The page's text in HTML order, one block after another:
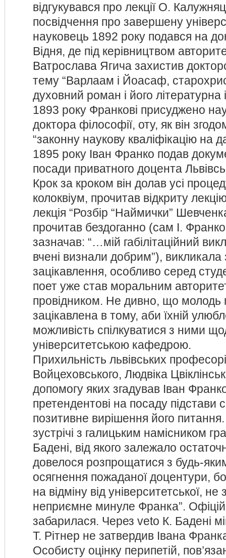
відгукувався про лекції О.
посвідчення про завершену
науковець 1892 року подався на
Відня, де під керівництвом
Ватрослава Ягича захистив
тему “Варлаам і Йоасаф,
духовний роман і його літературна
1893 року Франкові присуджено
доктора філософії, оту, як він
“законну наукову кваліфікацію на
1895 року Іван Франко подав
посади приватного доцента
Крок за кроком він долав усі
колоквіум, прочитав відкриту
лекція “Розбір “Наймички”
прочитав бездоганно (сам І.
зазначав: “…мій габілітаційний
вчені визнали добрим”), викликала
зацікавлення, особливо серед
поет уже став моральним
провідником. Не дивно, що молодь
зацікавлена в тому, аби їхній
можливість спілкуватися з ними
університетською кафедрою.
Прихильність львівських
Войцеховського, Людвіка
допомогу яких згадував Іван
претендентові на посаду підстави
позитивне вирішення його
зустрічі з галицьким намісником
Бадені, від якого залежало
довелося розпрощатися з будь-
осягнення пожаданої доцентури,
на відміну від університетської, не
неприємне минуле Франка”.
забарилася. Через veto К. Бадені
Т. Рітнер не затвердив Івана
Особисту оцінку перипетій,